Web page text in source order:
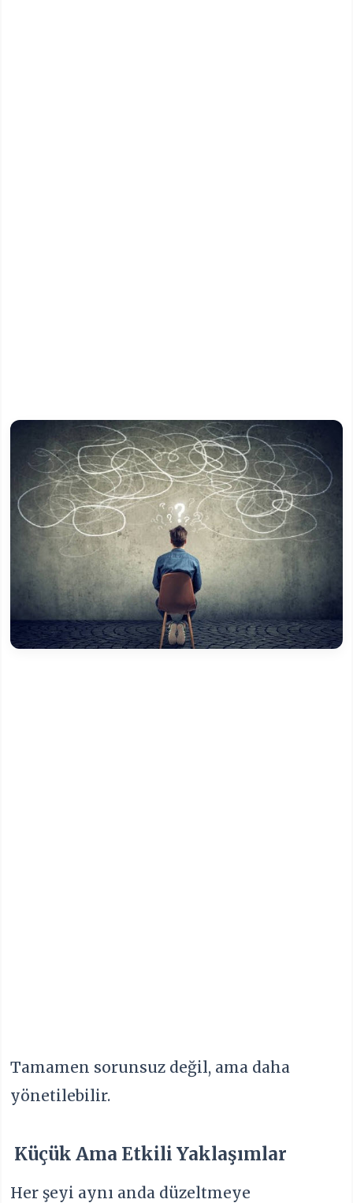
Tamamen sorunsuz değil, ama daha
yönetilebilir.
Küçük Ama Etkili Yaklaşımlar
Her şeyi aynı anda düzeltmeye